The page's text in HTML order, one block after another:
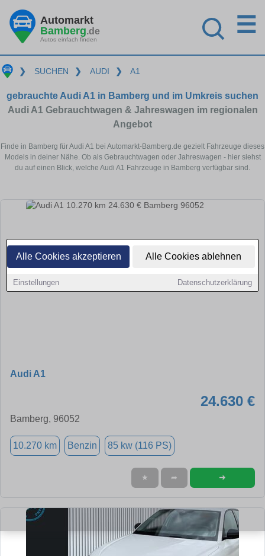
Alle Cookies akzeptieren Alle Cookies ablehnen
Einstellungen Datenschutzerklärung
Automarkt
Bamberg.de
Autos einfach finden
☰
❯ SUCHEN ❯ AUDI ❯ A1
gebrauchte Audi A1 in Bamberg und im Umkreis suchen
Audi A1 Gebrauchtwagen & Jahreswagen im regionalen
Angebot
Finde in Bamberg für Audi A1 bei Automarkt-Bamberg.de gezielt Fahrzeuge dieses
Models in deiner Nähe. Ob als Gebrauchtwagen oder Jahreswagen - hier siehst
du auf einen Blick, welche Audi A1 Fahrzeuge in Bamberg verfügbar sind.
Audi A1
24.630 €
Bamberg, 96052
10.270 km Benzin 85 kw (116 PS)
★ ➦ ➜